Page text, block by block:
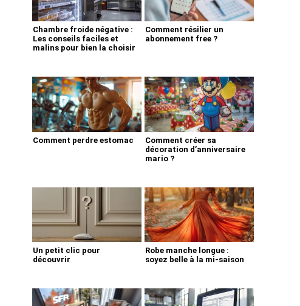
Chambre froide négative :
Les conseils faciles et
malins pour bien la choisir
Comment résilier un
abonnement free ?
Comment perdre estomac
Comment créer sa
décoration d’anniversaire
mario ?
Un petit clic pour
découvrir
Robe manche longue :
soyez belle à la mi-saison